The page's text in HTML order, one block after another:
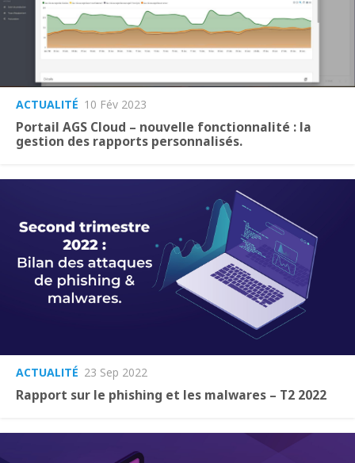
ACTUALITÉ 10 Fév 2023
Portail AGS Cloud – nouvelle fonctionnalité : la
gestion des rapports personnalisés.
ACTUALITÉ 23 Sep 2022
Rapport sur le phishing et les malwares – T2 2022